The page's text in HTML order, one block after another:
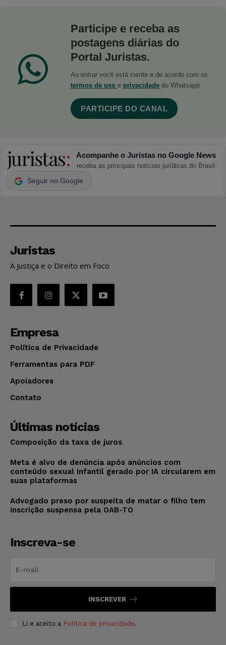
Participe e receba as
postagens diárias do
Portal Juristas.
Ao entrar você está ciente e de acordo com os
termos de uso e privacidade do Whatsapp.
PARTICIPE DO CANAL
Acompanhe o Juristas no Google News
receba as principais notícias jurídicas do Brasil
Seguir no Google
Juristas
A Justiça e o Direito em Foco
Empresa
Política de Privacidade
Ferramentas para PDF
Apoiadores
Contato
Últimas notícias
Composição da taxa de juros
Meta é alvo de denúncia após anúncios com
conteúdo sexual infantil gerado por IA circularem em
suas plataformas
Advogado preso por suspeita de matar o filho tem
inscrição suspensa pela OAB-TO
Inscreva-se
INSCREVER
Li e aceito a Política de privacidade.